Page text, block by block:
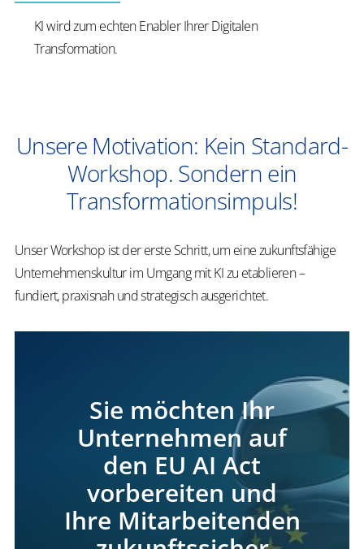
KI wird zum echten Enabler Ihrer Digitalen
Transformation.
Unsere Motivation: Kein Standard-
Workshop. Sondern ein
Transformationsimpuls!
Unser Workshop ist der erste Schritt, um eine zukunftsfähige
Unternehmenskultur im Umgang mit KI zu etablieren –
fundiert, praxisnah und strategisch ausgerichtet.
Sie möchten Ihr
Unternehmen auf
den EU AI Act
vorbereiten und
Ihre Mitarbeitenden